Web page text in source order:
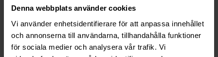
Denna webbplats använder cookies
Vi använder enhetsidentifierare för att anpassa innehållet
och annonserna till användarna, tillhandahålla funktioner
för sociala medier och analysera vår trafik. Vi
Läs fler frågor och svar
Mer från samma kategori